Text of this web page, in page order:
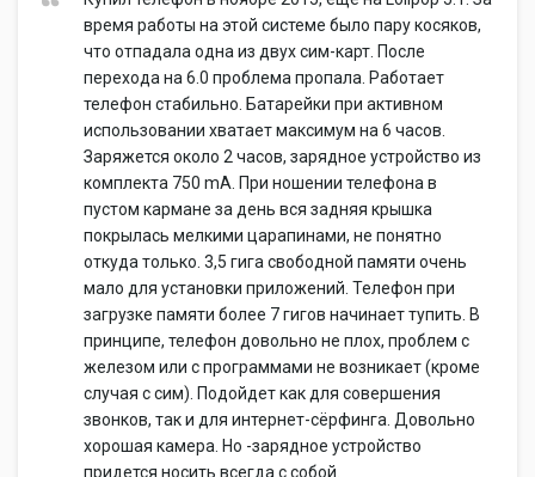
время работы на этой системе было пару косяков,
что отпадала одна из двух сим-карт. После
перехода на 6.0 проблема пропала. Работает
телефон стабильно. Батарейки при активном
использовании хватает максимум на 6 часов.
Заряжется около 2 часов, зарядное устройство из
комплекта 750 mA. При ношении телефона в
пустом кармане за день вся задняя крышка
покрылась мелкими царапинами, не понятно
откуда только. 3,5 гига свободной памяти очень
мало для установки приложений. Телефон при
загрузке памяти более 7 гигов начинает тупить. В
принципе, телефон довольно не плох, проблем с
железом или с программами не возникает (кроме
случая с сим). Подойдет как для совершения
звонков, так и для интернет-сёрфинга. Довольно
хорошая камера. Но -зарядное устройство
придется носить всегда с собой.